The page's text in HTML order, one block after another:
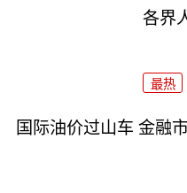
各界
最热
国际油价过山车 金融